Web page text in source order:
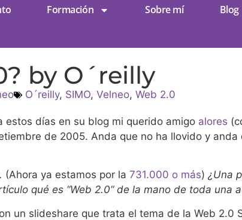
Formación Sobre mí Blog
by O´reilly
O´reilly, SIMO, Velneo, Web 2.0
días en su blog mi querido amigo alores
de 2005. Anda que no ha llovido y
(Ahora ya estamos por la 731.000 o más) ¿Una
qué es “Web 2.0” de la mano de toda una
un slideshare que trata el tema de la Web 2.0